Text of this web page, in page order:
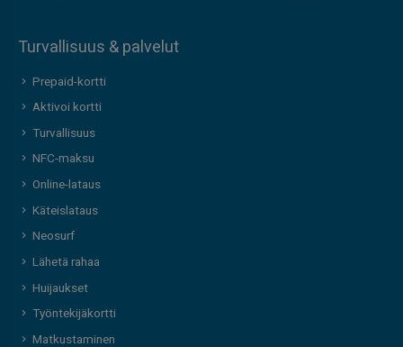
Turvallisuus & palvelut
Prepaid-kortti
Aktivoi kortti
Turvallisuus
NFC-maksu
Online-lataus
Käteislataus
Neosurf
Lähetä rahaa
Huijaukset
Työntekijäkortti
Matkustaminen